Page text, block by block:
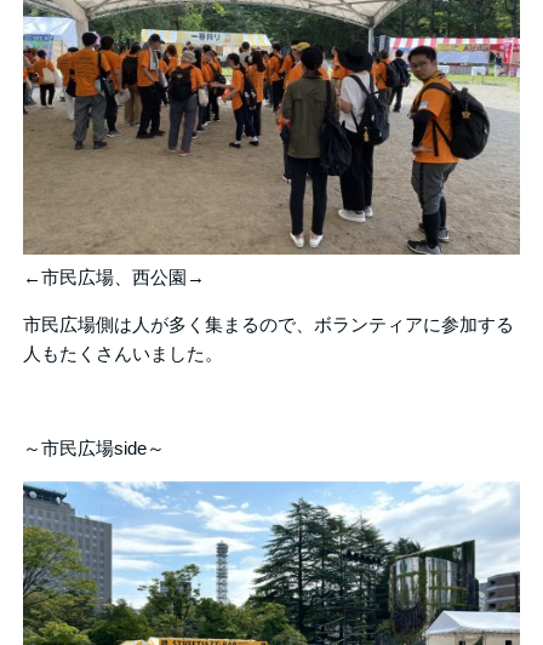
←市民広場、西公園→
市民広場側は人が多く集まるので、ボランティアに参加する
人もたくさんいました。
～市民広場side～